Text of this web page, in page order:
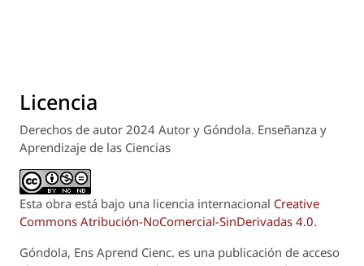
Licencia
Derechos de autor 2024 Autor y Góndola. Enseñanza y
Aprendizaje de las Ciencias
Esta obra está bajo una licencia internacional Creative
Commons Atribución-NoComercial-SinDerivadas 4.0.
Góndola, Ens Aprend Cienc. es una publicación de acceso